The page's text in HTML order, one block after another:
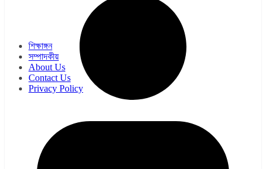
শিক্ষাঙ্গন
সম্পাদকীয়
About Us
Contact Us
Privacy Policy